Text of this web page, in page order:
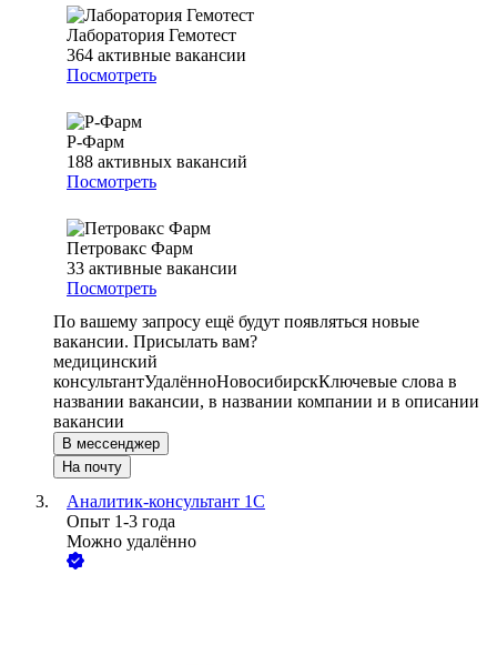
Лаборатория Гемотест
364 активные вакансии
Посмотреть
Р-Фарм
188 активных вакансий
Посмотреть
Петровакс Фарм
33 активные вакансии
Посмотреть
По вашему запросу ещё будут появляться новые
вакансии. Присылать вам?
медицинский
консультантУдалённоНовосибирскКлючевые слова в
названии вакансии, в названии компании и в описании
вакансии
В мессенджер
На почту
Аналитик-консультант 1С
Опыт 1-3 года
Можно удалённо